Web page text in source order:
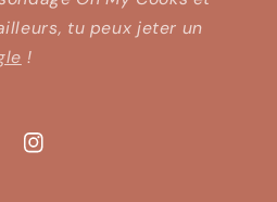
tu peux jeter un
!
Instagram